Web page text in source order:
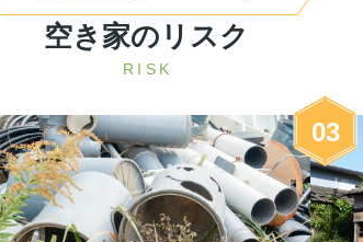
空き家のリスク
RISK
03